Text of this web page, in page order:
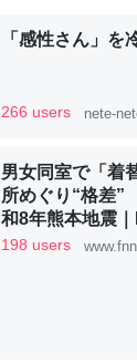
の600分の1程度
─ニュース :: 【研究
「感性さん」
266 users nete-
男女同室で「着
所めぐり“格差
和8年熊本地震
198 users